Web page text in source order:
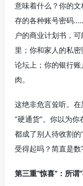
意味着什么？你的
存的各种账号密码
户的商业计划书，
里；你和家人的私
论坛上；你的银行
肉。
这绝非危言耸听。
“硬通货”。你以为
都成了别人待收割的
受得起吗？简直是数
第三重“惊喜”：所